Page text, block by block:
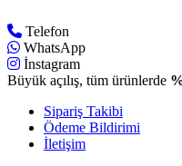
Telefon
WhatsApp
İnstagram
Büyük açılış, tüm ürünlerde
Sipariş Takibi
Ödeme Bildirimi
İletişim